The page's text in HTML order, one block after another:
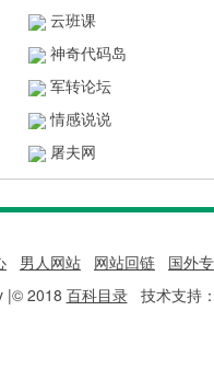
云班课
神奇代码岛
军转论坛
情感说说
屠夫网
男人网站 网站回链
国外
|© 2018 百科目录技术支持